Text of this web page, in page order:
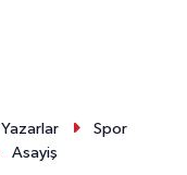
Yazarlar
Spor
Asayiş